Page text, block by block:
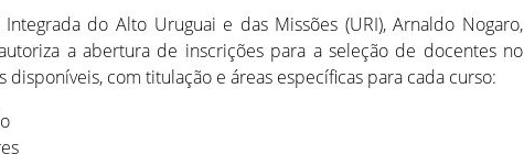
do Alto Uruguai e das Missões (URI), Arnaldo Nogaro,
a abertura de inscrições para a seleção de docentes no
disponíveis, com titulação e áreas específicas para cada curso: